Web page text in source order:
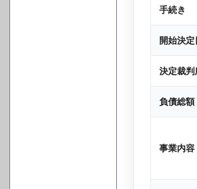
手続き
開始決定
決定裁判
負債総額
事業内容